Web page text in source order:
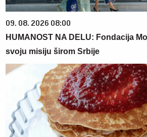
09. 08. 2026 08:00
HUMANOST NA DELU: Fondacija
svoju misiju širom Srbije